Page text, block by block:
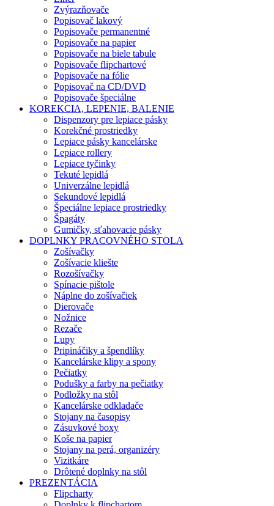
Zvýrazňovače
Popisovač lakový
Popisovače permanentné
Popisovače na papier
Popisovače na biele tabule
Popisovače flipchartové
Popisovače na fólie
Popisovač na CD/DVD
Popisovače špeciálne
KOREKCIA, LEPENIE, BALENIE
Dispenzory pre lepiace pásky
Korekčné prostriedky
Lepiace pásky kancelárske
Lepiace rollery
Lepiace tyčinky
Tekuté lepidlá
Univerzálne lepidlá
Sekundové lepidlá
Špeciálne lepiace prostriedky
Špagáty
Gumičky, sťahovacie pásky
DOPLNKY PRACOVNÉHO STOLA
Zošívačky
Zošívacie kliešte
Rozošívačky
Spínacie pištole
Náplne do zošívačiek
Dierovače
Nožnice
Rezače
Lupy
Pripináčiky a špendlíky
Kancelárske klipy a spony
Pečiatky
Podušky a farby na pečiatky
Podložky na stôl
Kancelárske odkladače
Stojany na časopisy
Zásuvkové boxy
Koše na papier
Stojany na perá, organizéry
Vizitkáre
Drôtené doplnky na stôl
PREZENTÁCIA
Flipcharty